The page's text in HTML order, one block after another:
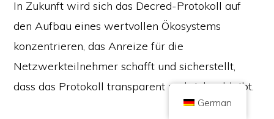
In Zukunft wird sich das Decred-Protokoll auf
den Aufbau eines wertvollen Ökosystems
konzentrieren, das Anreize für die
Netzwerkteilnehmer schafft und sicherstellt,
dass das Protokoll transparent und sicher bleibt.
(Financial Conduct Authority) reguliert und unterliegen nicht dem Schutz
(Financial Services Compensation Scheme) oder dem Zuständigkeitsbereich
des britischen Financial Ombudsman Service. Investitionen in
können an Wert gewinnen oder ganz oder teilweise an Wert verlieren. Auf
Gewinne aus dem Verkauf von Kryptowährungen kann eine
Kapitalertragssteuer anfallen.
STARTSEITE ÜBER DATENSCHUTZBESTIMMUNGEN KONTAKT
German